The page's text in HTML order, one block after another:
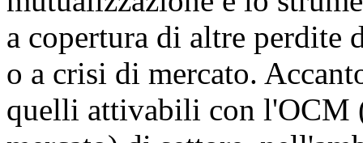
a copertura di altre perdite
o a crisi di mercato.
quelli attivabili con l'OCM